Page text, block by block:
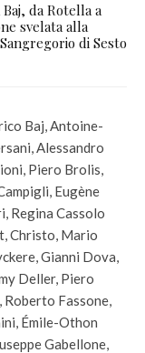
da Rotella a
svelata alla
di Sesto
Baj, Antoine-
Alessandro
Piero Brolis,
Eugène
Regina Cassolo
Christo, Mario
Gianni Dova,
Deller, Piero
Roberto Fassone,
Émile-Othon
Gabellone,